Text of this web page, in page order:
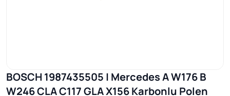
BOSCH 1987435505 | Mercedes A W176 B
W246 CLA C117 GLA X156 Karbonlu Polen